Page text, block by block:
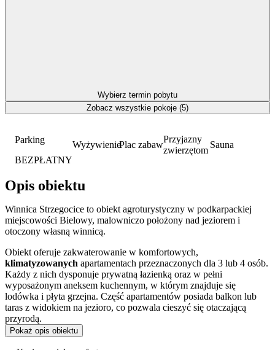
Parking
BEZPŁATNY
WyżywieniePlac zabaw
Przyjazny
zwierzętom
Sauna
Opis obiektu
Winnica Strzegocice to obiekt agroturystyczny w podkarpackiej
miejscowości Bielowy, malowniczo położony nad jeziorem i
otoczony własną winnicą.
Obiekt oferuje zakwaterowanie w komfortowych,
klimatyzowanych apartamentach przeznaczonych dla 3 lub 4 osób.
Każdy z nich dysponuje prywatną łazienką oraz w pełni
wyposażonym aneksem kuchennym, w którym znajduje się
lodówka i płyta grzejna. Część apartamentów posiada balkon lub
taras z widokiem na jezioro, co pozwala cieszyć się otaczającą
przyrodą.
Miejsce jest w pełni przygotowane na przyjęcie rodzin z dziećmi,
Pokaż opis obiektu
Wybierz termin pobytu
Zobacz wszystkie pokoje (5)